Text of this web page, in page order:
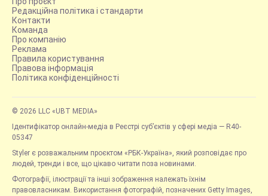
Редакційна політика і стандарти
Контакти
Команда
Про компанію
Реклама
Правила користування
Правова інформація
Політика конфіденційності
© 2026 LLC «UBT MEDIA»
Ідентифікатор онлайн-медіа в Реєстрі суб’єктів у сфері медіа — R40-
05347
Styler є розважальним проєктом «РБК-Україна», який розповідає про
людей, тренди і все, що цікаво читати поза новинами.
Фотографії, ілюстрації та інші зображення належать їхнім
правовласникам. Використання фотографій, позначених Getty Images,